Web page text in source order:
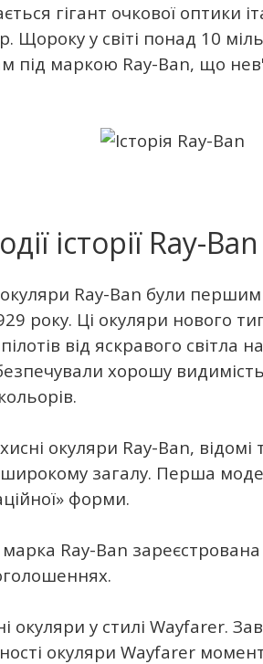
гігант очкової оптики
Щороку у світі понад 10
під маркою Ray-Ban, що
історії Ray-Ban
Ray-Ban були
року. Ці окуляри нового
від яскравого світла
хорошу
окуляри Ray-Ban, відомі
широкому загалу. Перша
форми.
Ray-Ban
окуляри у стилі Wayfarer.
окуляри Wayfarer